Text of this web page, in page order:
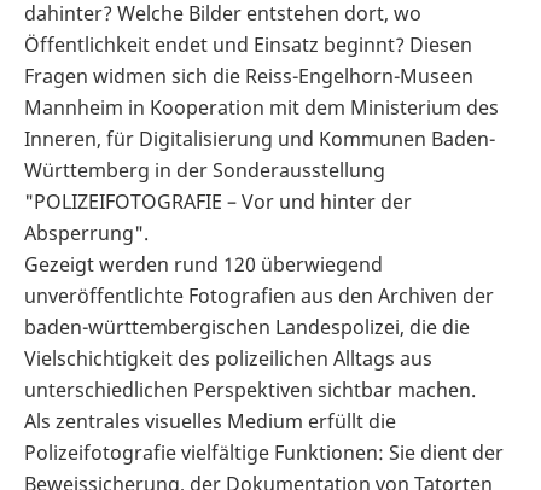
dahinter? Welche Bilder entstehen dort, wo
Öffentlichkeit endet und Einsatz beginnt? Diesen
Fragen widmen sich die Reiss-Engelhorn-Museen
Mannheim in Kooperation mit dem Ministerium des
Inneren, für Digitalisierung und Kommunen Baden-
Württemberg in der Sonderausstellung
"POLIZEIFOTOGRAFIE – Vor und hinter der
Absperrung".
Gezeigt werden rund 120 überwiegend
unveröffentlichte Fotografien aus den Archiven der
baden-württembergischen Landespolizei, die die
Vielschichtigkeit des polizeilichen Alltags aus
unterschiedlichen Perspektiven sichtbar machen.
Als zentrales visuelles Medium erfüllt die
Polizeifotografie vielfältige Funktionen: Sie dient der
Beweissicherung, der Dokumentation von Tatorten